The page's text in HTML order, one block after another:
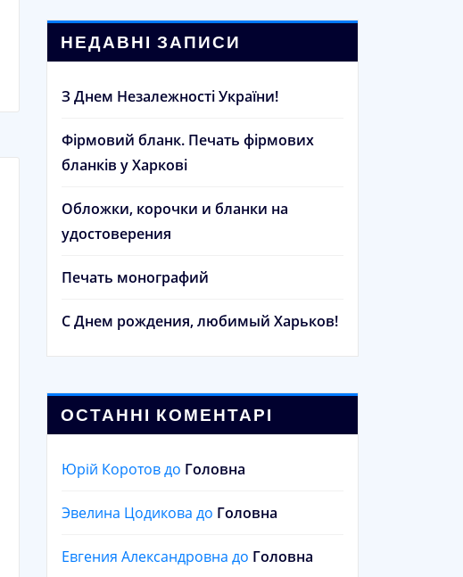
НЕДАВНІ ЗАПИСИ
З Днем Незалежності України!
Фірмовий бланк. Печать фірмових
бланків у Харкові
Обложки, корочки и бланки на
удостоверения
Печать монографий
С Днем рождения, любимый Харьков!
ОСТАННІ КОМЕНТАРІ
Юрій Коротовдо Головна
Эвелина Цодикова до Головна
Евгения Александровна до Головна